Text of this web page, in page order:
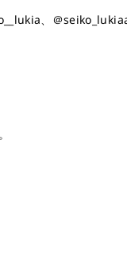
、＠seiko_lukiaa